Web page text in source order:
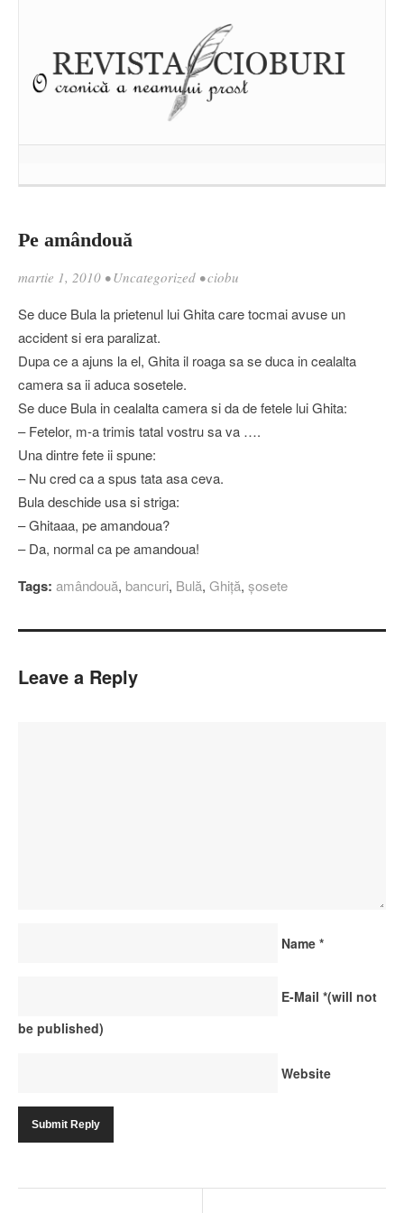
Pe amândouă
martie 1, 2010 •Uncategorized •ciobu
Se duce Bula la prietenul lui Ghita care tocmai avuse un
accident si era paralizat.
Dupa ce a ajuns la el, Ghita il roaga sa se duca in cealalta
camera sa ii aduca sosetele.
Se duce Bula in cealalta camera si da de fetele lui Ghita:
– Fetelor, m-a trimis tatal vostru sa va ….
Una dintre fete ii spune:
– Nu cred ca a spus tata asa ceva.
Bula deschide usa si striga:
– Ghitaaa, pe amandoua?
– Da, normal ca pe amandoua!
Tags: amândouă, bancuri, Bulă, Ghiţă, şosete
Leave a Reply
Name *
E-Mail *(will not
be published)
Website